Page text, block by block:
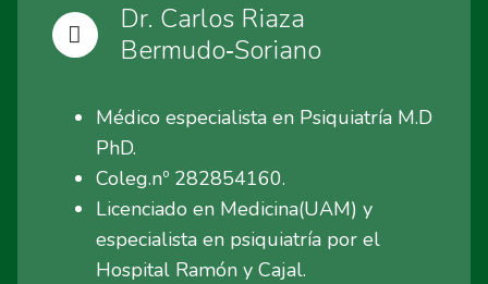
Dr. Carlos Riaza
Bermudo‑Soriano
Médico especialista en Psiquiatría M.D
PhD.
Coleg.nº 282854160.
Licenciado en Medicina(UAM) y
especialista en psiquiatría por el
Hospital Ramón y Cajal.